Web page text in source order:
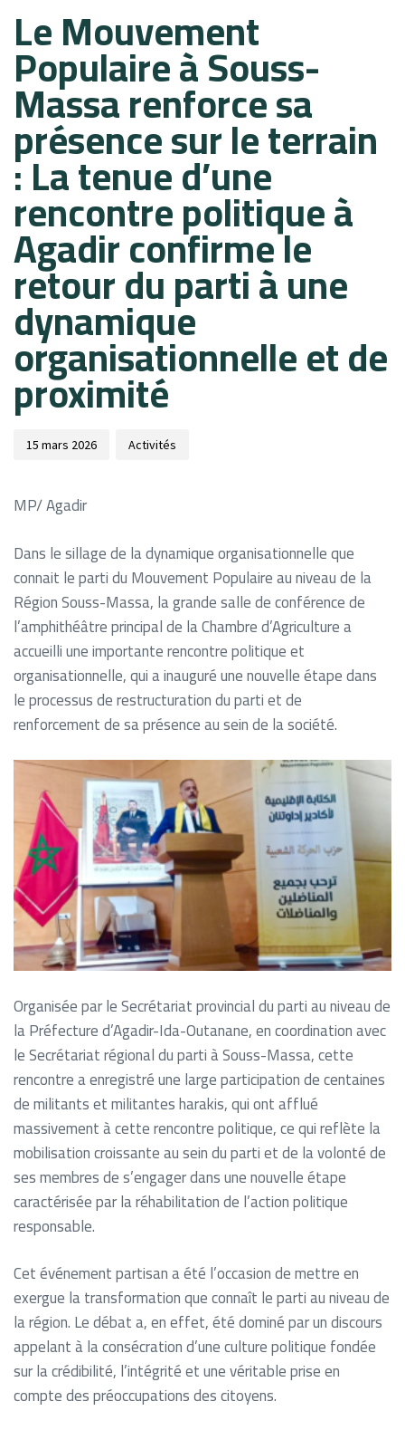
Le Mouvement
Populaire à Souss-
Massa renforce sa
présence sur le terrain
: La tenue d’une
rencontre politique à
Agadir confirme le
retour du parti à une
dynamique
organisationnelle et de
proximité
on:
15 mars 2026 Activités
MP/ Agadir
Dans le sillage de la dynamique organisationnelle que
connait le parti du Mouvement Populaire au niveau de la
Région Souss-Massa, la grande salle de conférence de
l’amphithéâtre principal de la Chambre d’Agriculture a
accueilli une importante rencontre politique et
organisationnelle, qui a inauguré une nouvelle étape dans
le processus de restructuration du parti et de
renforcement de sa présence au sein de la société.
Organisée par le Secrétariat provincial du parti au niveau de
la Préfecture d’Agadir-Ida-Outanane, en coordination avec
le Secrétariat régional du parti à Souss-Massa, cette
rencontre a enregistré une large participation de centaines
de militants et militantes harakis, qui ont afflué
massivement à cette rencontre politique, ce qui reflète la
mobilisation croissante au sein du parti et de la volonté de
ses membres de s’engager dans une nouvelle étape
caractérisée par la réhabilitation de l’action politique
responsable.
Cet événement partisan a été l’occasion de mettre en
exergue la transformation que connaît le parti au niveau de
la région. Le débat a, en effet, été dominé par un discours
appelant à la consécration d’une culture politique fondée
sur la crédibilité, l’intégrité et une véritable prise en
compte des préoccupations des citoyens.